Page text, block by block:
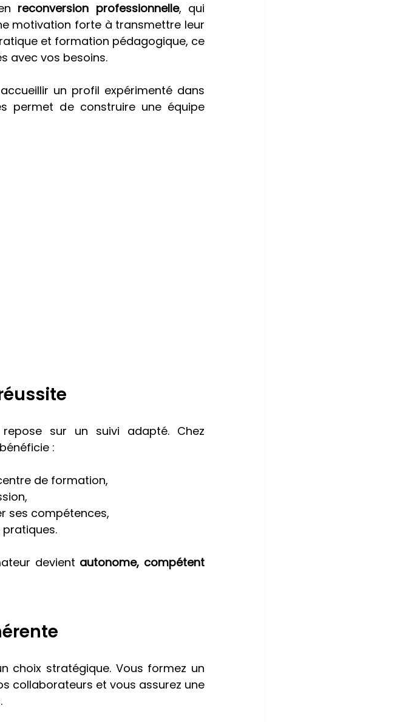
reconversion professionnelle, qui
motivation forte à transmettre leur
et formation pédagogique, ce
avec vos besoins.
un profil expérimenté dans
permet de construire une équipe
:
de formation,
ses compétences,
devient autonome, compétent
choix stratégique. Vous formez un
collaborateurs et vous assurez une